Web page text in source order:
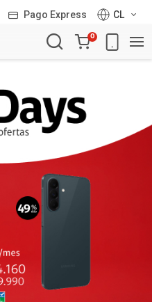
Pago Express
CL
Carro
de
0